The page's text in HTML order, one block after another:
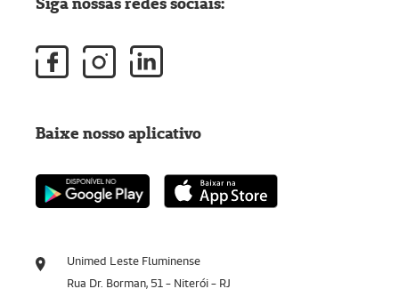
Unimed Leste Fluminense
Rua Dr. Borman, 51 - Niterói - RJ
Baixe nosso aplicativo